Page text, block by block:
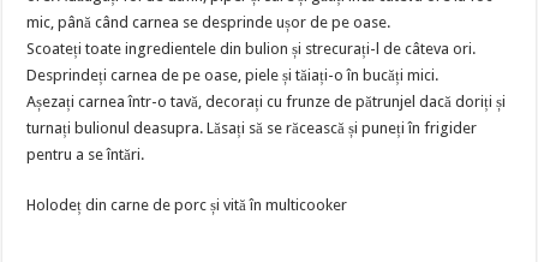
mic, până când carnea se desprinde ușor de pe oase.
Scoateți toate ingredientele din bulion și strecurați-l de câteva ori.
Desprindeți carnea de pe oase, piele și tăiați-o în bucăți mici.
Așezați carnea într-o tavă, decorați cu frunze de pătrunjel dacă doriți și
turnați bulionul deasupra. Lăsați să se răcească și puneți în frigider
pentru a se întări.
Holodeț din carne de porc și vită în multicooker